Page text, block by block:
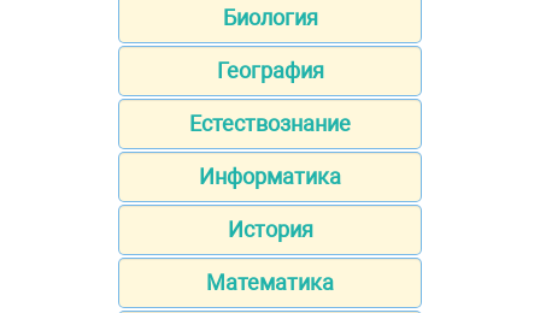
Биология
География
Естествознание
Информатика
История
Математика